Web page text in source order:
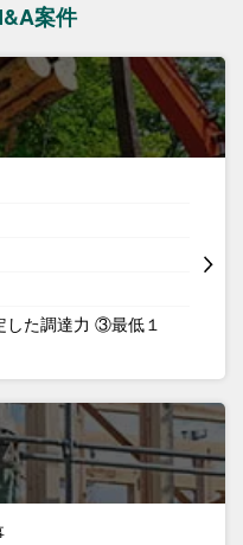
案件
た調達力 ③最低１